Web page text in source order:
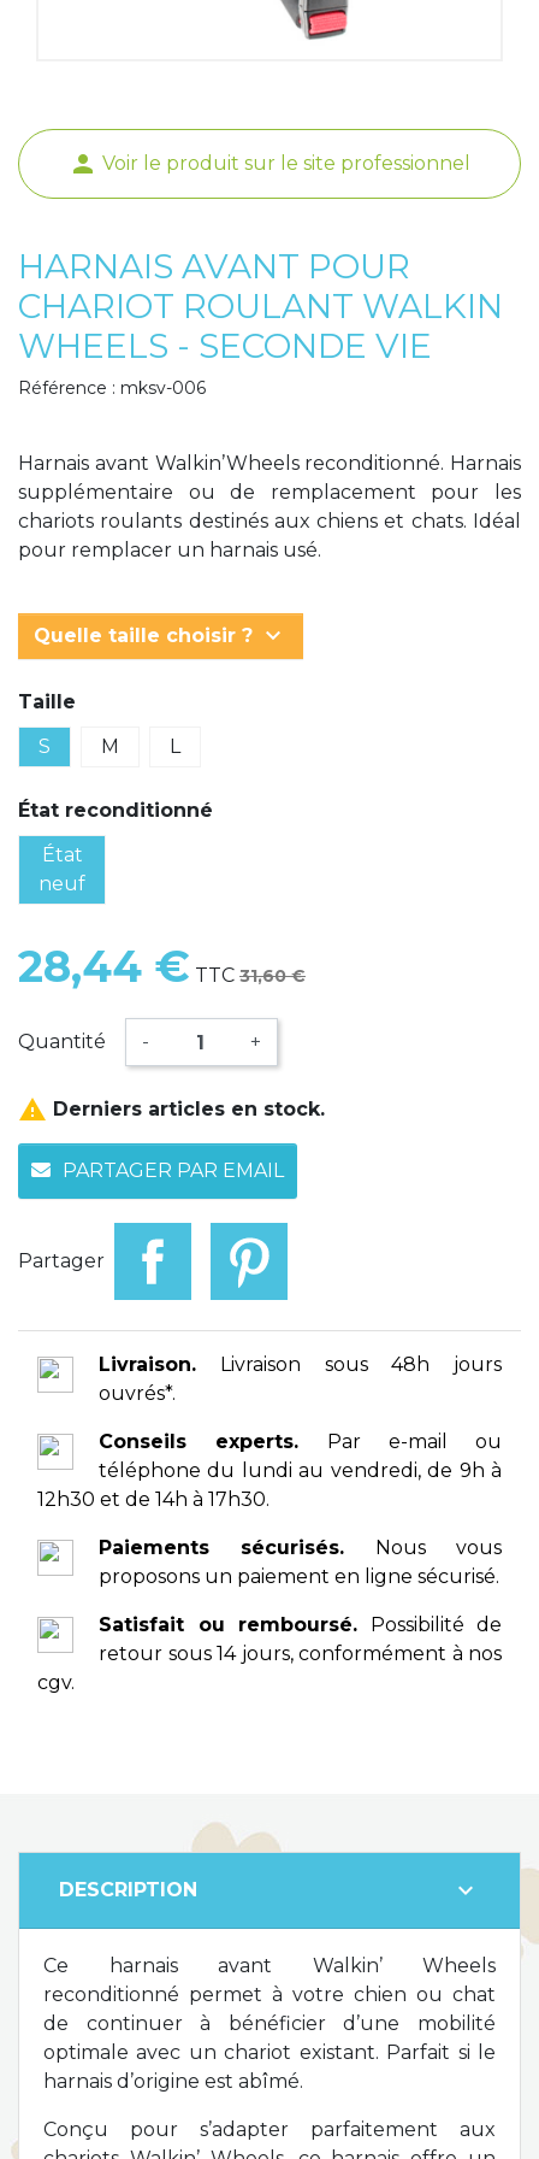
person Voir le produit sur le site professionnel
HARNAIS AVANT POUR
CHARIOT ROULANT WALKIN
WHEELS - SECONDE VIE
Référence : mksv-006
Harnais avant Walkin’Wheels reconditionné. Harnais
supplémentaire ou de remplacement pour les
chariots roulants destinés aux chiens et chats. Idéal
pour remplacer un harnais usé.
Quelle taille choisir ? keyboard_arrow_down
Taille
S
M L
État reconditionné
État
neuf
28,44 € TTC 31,60 €
Quantité - +
 Derniers articles en stock.
PARTAGER PAR EMAIL
Partager
Livraison. Livraison sous 48h jours
ouvrés*.
Conseils experts. Par e-mail ou
téléphone du lundi au vendredi, de 9h à
12h30 et de 14h à 17h30.
Paiements sécurisés. Nous vous
proposons un paiement en ligne sécurisé.
Satisfait ou remboursé. Possibilité de
retour sous 14 jours, conformément à nos
cgv.
DESCRIPTION expand_more
Ce harnais avant Walkin’ Wheels
reconditionné permet à votre chien ou chat
de continuer à bénéficier d’une mobilité
optimale avec un chariot existant. Parfait si le
harnais d’origine est abîmé.
Conçu pour s’adapter parfaitement aux